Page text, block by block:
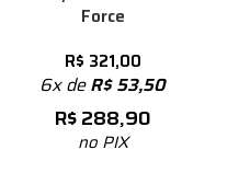
Force
R$ 321,00
6x deR$53,50
R$288,90
no PIX